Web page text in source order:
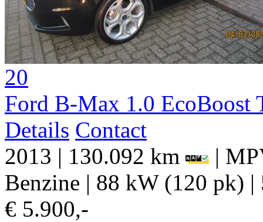
20
Ford B-Max 1.0 EcoBoost
Details Contact
2013 | 130.092 km |
Benzine | 88 kW (120 pk) |
€ 5.900,-